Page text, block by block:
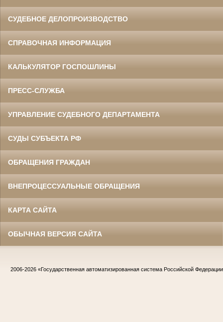
СУДЕБНОЕ ДЕЛОПРОИЗВОДСТВО
СПРАВОЧНАЯ ИНФОРМАЦИЯ
КАЛЬКУЛЯТОР ГОСПОШЛИНЫ
ПРЕСС-СЛУЖБА
УПРАВЛЕНИЕ СУДЕБНОГО ДЕПАРТАМЕНТА
СУДЫ СУБЪЕКТА РФ
ОБРАЩЕНИЯ ГРАЖДАН
ВНЕПРОЦЕССУАЛЬНЫЕ ОБРАЩЕНИЯ
КАРТА САЙТА
ОБЫЧНАЯ ВЕРСИЯ САЙТА
2006-2026 «Государственная автоматизированная система Российской